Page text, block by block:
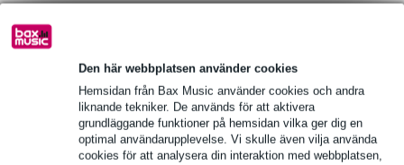
Den här webbplatsen använder cookies
Hemsidan från Bax Music använder cookies och andra
liknande tekniker. De används för att aktivera
grundläggande funktioner på hemsidan vilka ger dig en
optimal användarupplevelse. Vi skulle även vilja använda
cookies för att analysera din interaktion med webbplatsen,
Fullständiga specifikationer
Se även (5)